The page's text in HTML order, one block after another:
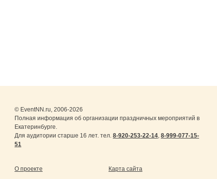
© EventNN.ru, 2006-2026
Полная информация об организации праздничных мероприятий в
Екатеринбурге.
Для аудитории старше 16 лет. тел. 8-920-253-22-14, 8-999-077-15-
51
О проекте Карта сайта